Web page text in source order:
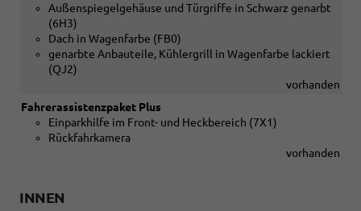
Außenspiegelgehäuse und Türgriffe in Schwarz genarbt
(6H3)
Dach in Wagenfarbe (FB0)
genarbte Anbauteile, Kühlergrill in Wagenfarbe lackiert
(QJ2)
vorhanden
Fahrerassistenzpaket Plus
Einparkhilfe im Front- und Heckbereich (7X1)
Rückfahrkamera
vorhanden
INNEN